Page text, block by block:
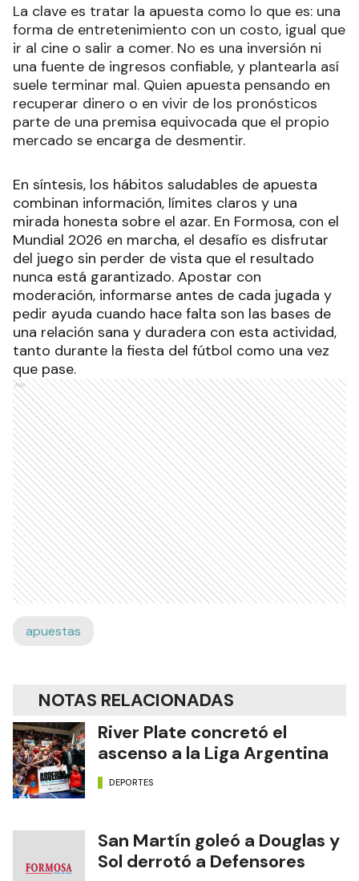
La clave es tratar la apuesta como lo que es: una
forma de entretenimiento con un costo, igual que
ir al cine o salir a comer. No es una inversión ni
una fuente de ingresos confiable, y plantearla así
suele terminar mal. Quien apuesta pensando en
recuperar dinero o en vivir de los pronósticos
parte de una premisa equivocada que el propio
mercado se encarga de desmentir.
En síntesis, los hábitos saludables de apuesta
combinan información, límites claros y una
mirada honesta sobre el azar. En Formosa, con el
Mundial 2026 en marcha, el desafío es disfrutar
del juego sin perder de vista que el resultado
nunca está garantizado. Apostar con
moderación, informarse antes de cada jugada y
pedir ayuda cuando hace falta son las bases de
una relación sana y duradera con esta actividad,
tanto durante la fiesta del fútbol como una vez
que pase.
Ads
apuestas
NOTAS RELACIONADAS
River Plate concretó el
ascenso a la Liga Argentina
DEPORTES
San Martín goleó a Douglas y
Sol derrotó a Defensores